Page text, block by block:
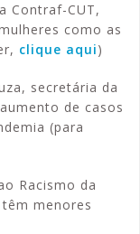
Contraf-CUT,
como as
clique aqui)
secretária da
de casos
(para
Racismo da
menores